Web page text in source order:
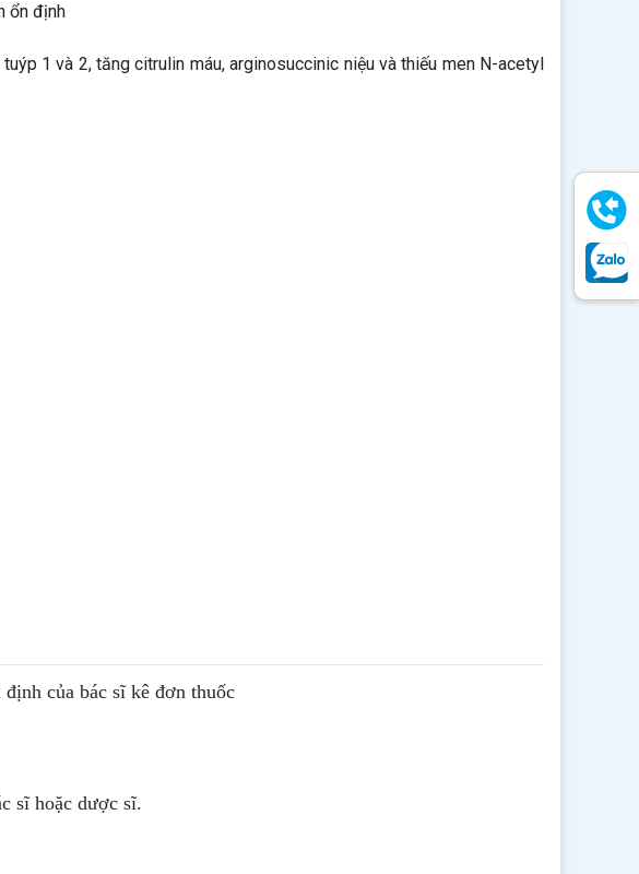
ổn định
1 và 2, tăng citrulin máu, arginosuccinic niệu và thiếu men N-acetyl
của bác sĩ kê đơn thuốc
sĩ hoặc dược sĩ.